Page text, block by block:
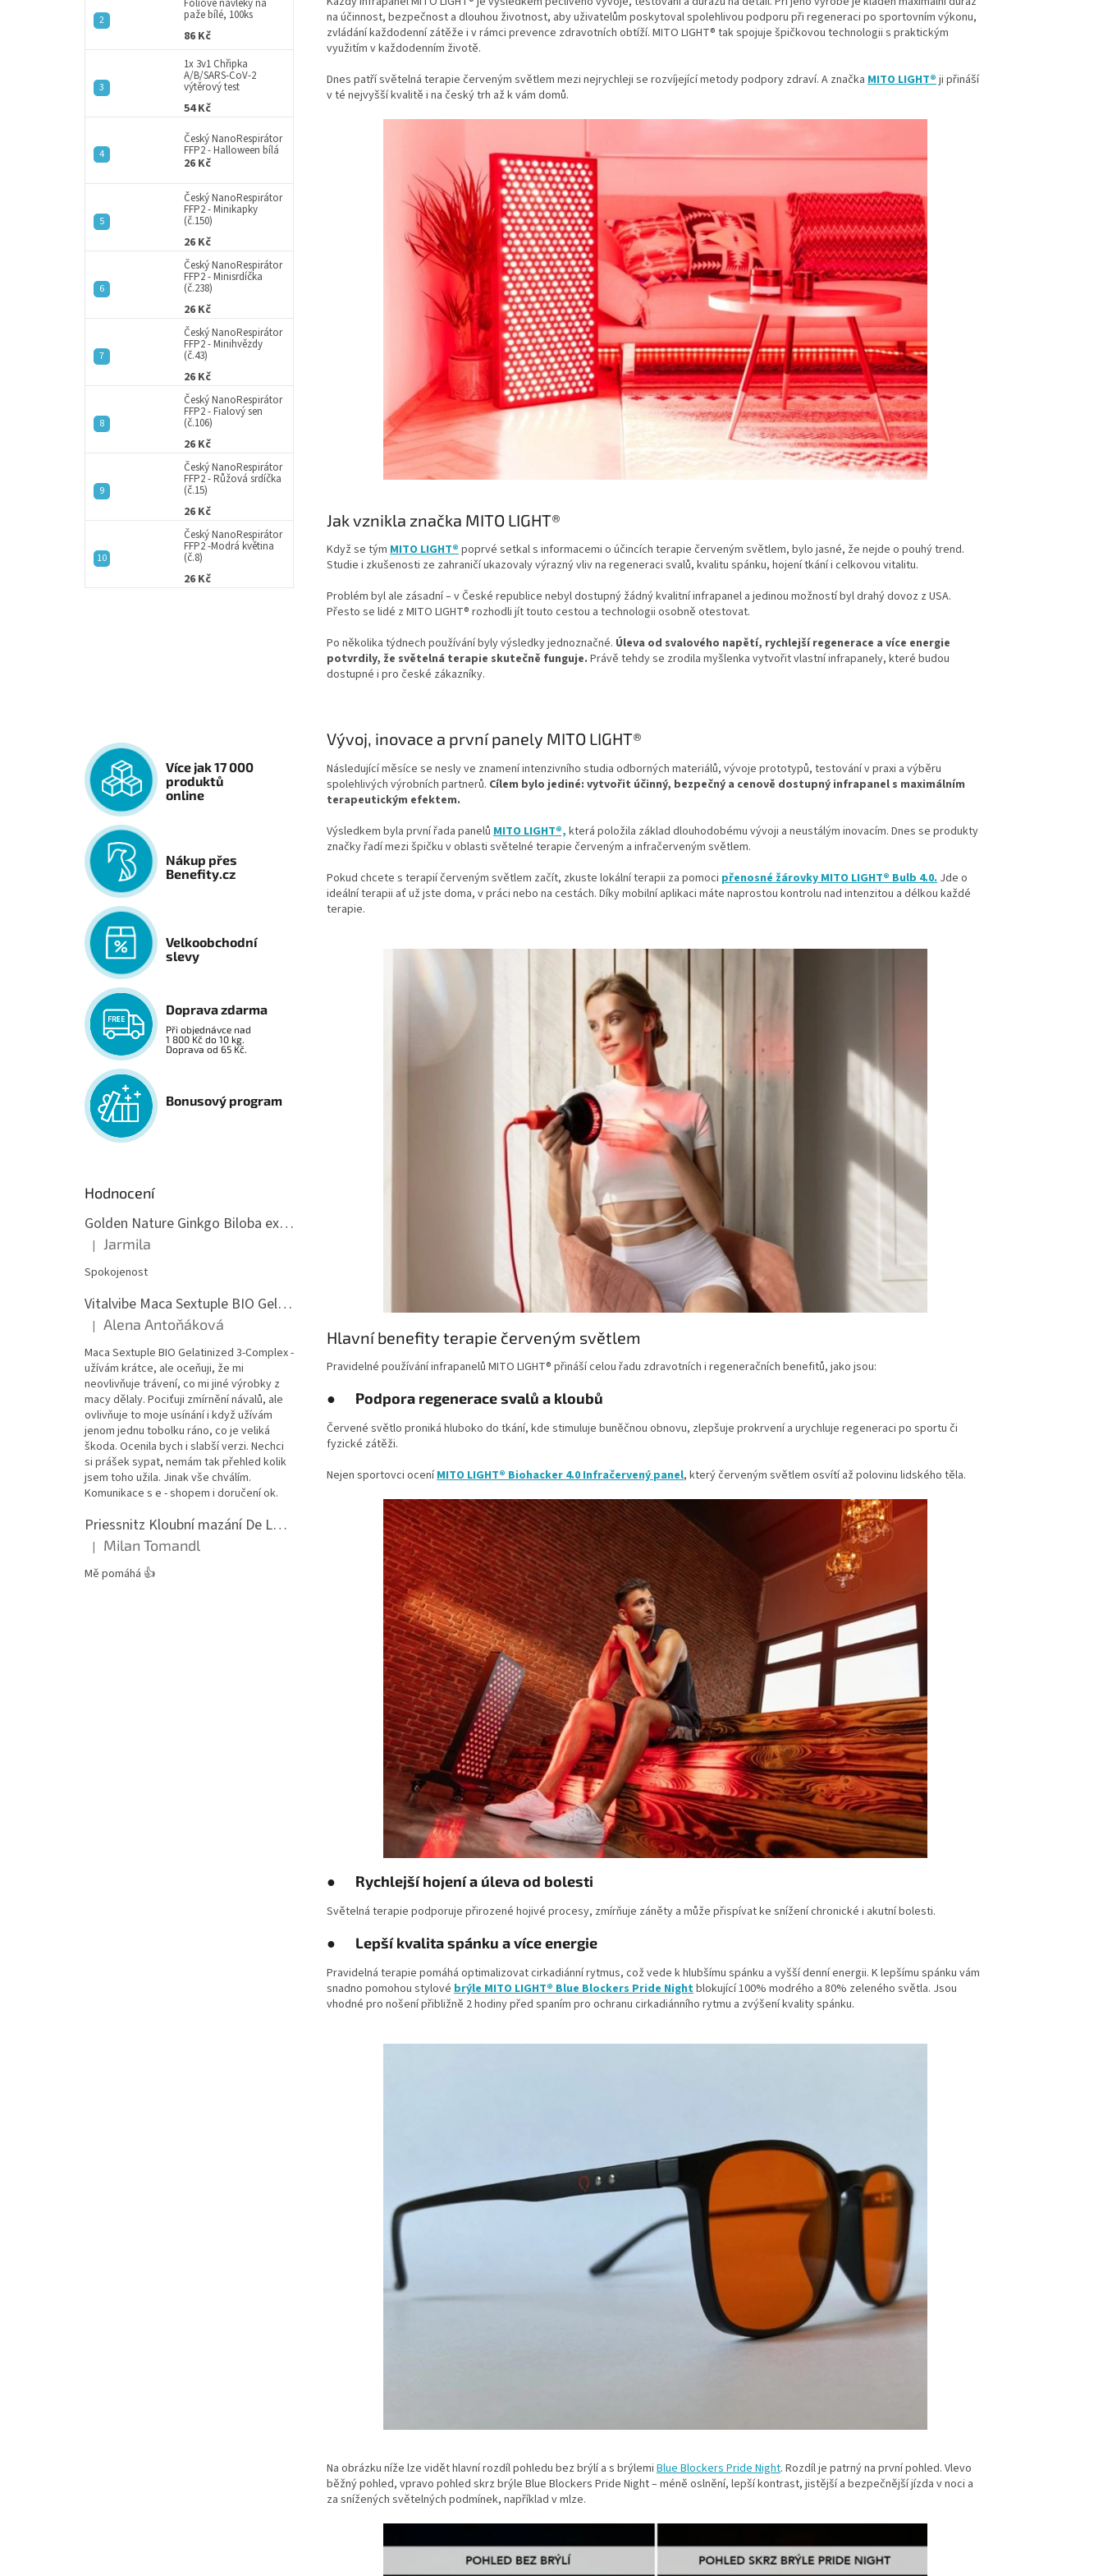
paže bílé, 100ks
86 Kč
1x 3v1 Chřipka
A/B/SARS-CoV-2
výtěrový test
54 Kč
Český NanoRespirátor
FFP2 - Halloween bílá
26 Kč
Český NanoRespirátor
FFP2 - Minikapky
(č.150)
26 Kč
Český NanoRespirátor
FFP2 - Minisrdíčka
(č.238)
26 Kč
Český NanoRespirátor
FFP2 - Minihvězdy
(č.43)
26 Kč
Český NanoRespirátor
FFP2 - Fialový sen
(č.106)
26 Kč
Český NanoRespirátor
FFP2 - Růžová srdíčka
(č.15)
26 Kč
Český NanoRespirátor
FFP2 -Modrá květina
(č.8)
26 Kč
Více jak 17 000
produktů
online
Nákup přes
Benefity.cz
Velkoobchodní
slevy
Doprava zdarma
Při objednávce nad
1 800 Kč do 10 kg.
Doprava od 65 Kč.
Bonusový program
Hodnocení
Golden Nature Ginkgo Biloba extrakt 50:1 60mg, 100 kapslí
Hodnocení produktu je 5 z 5 hvězdiček.
| Jarmila
Spokojenost
Vitalvibe Maca Sextuple BIO Gelatinized 3-Complex, 60 kapslí
Hodnocení produktu je 5 z 5 hvězdiček.
| Alena Antoňáková
Maca Sextuple BIO Gelatinized 3-Complex -
užívám krátce, ale oceňuji, že mi
neovlivňuje trávení, co mi jiné výrobky z
macy dělaly. Pociťuji zmírnění návalů, ale
ovlivňuje to moje usínání i když užívám
jenom jednu tobolku ráno, co je veliká
škoda. Ocenila bych i slabší verzi. Nechci
si prášek sypat, nemám tak přehled kolik
jsem toho užila. Jinak vše chválím.
Komunikace s e - shopem i doručení ok.
Priessnitz Kloubní mazání De Luxe, 200ml
Hodnocení produktu je 5 z 5 hvězdiček.
| Milan Tomandl
Mě pomáhá 👍
na účinnost, bezpečnost a dlouhou životnost, aby uživatelům poskytoval spolehlivou podporu při regeneraci po sportovním výkonu,
zvládání každodenní zátěže i v rámci prevence zdravotních obtíží. MITO LIGHT® tak spojuje špičkovou technologii s praktickým
využitím v každodenním životě.
Dnes patří světelná terapie červeným světlem mezi nejrychleji se rozvíjející metody podpory zdraví. A značka MITO LIGHT® ji přináší
v té nejvyšší kvalitě i na český trh až k vám domů.
Jak vznikla značka MITO LIGHT®
Když se tým MITO LIGHT®poprvé setkal s informacemi o účincích terapie červeným světlem, bylo jasné, že nejde o pouhý trend.
Studie i zkušenosti ze zahraničí ukazovaly výrazný vliv na regeneraci svalů, kvalitu spánku, hojení tkání i celkovou vitalitu.
Problém byl ale zásadní – v České republice nebyl dostupný žádný kvalitní infrapanel a jedinou možností byl drahý dovoz z USA.
Přesto se lidé z MITO LIGHT® rozhodli jít touto cestou a technologii osobně otestovat.
Po několika týdnech používání byly výsledky jednoznačné. Úleva od svalového napětí, rychlejší regenerace a více energie
potvrdily, že světelná terapie skutečně funguje. Právě tehdy se zrodila myšlenka vytvořit vlastní infrapanely, které budou
dostupné i pro české zákazníky.
Vývoj, inovace a první panely MITO LIGHT®
Následující měsíce se nesly ve znamení intenzivního studia odborných materiálů, vývoje prototypů, testování v praxi a výběru
spolehlivých výrobních partnerů. Cílem bylo jediné: vytvořit účinný, bezpečný a cenově dostupný infrapanel s maximálním
terapeutickým efektem.
Výsledkem byla první řada panelů MITO LIGHT®, která položila základ dlouhodobému vývoji a neustálým inovacím. Dnes se produkty
značky řadí mezi špičku v oblasti světelné terapie červeným a infračerveným světlem.
Pokud chcete s terapií červeným světlem začít, zkuste lokální terapii za pomoci přenosné žárovky MITO LIGHT® Bulb 4.0. Jde o
ideální terapii ať už jste doma, v práci nebo na cestách. Díky mobilní aplikaci máte naprostou kontrolu nad intenzitou a délkou každé
terapie.
Hlavní benefity terapie červeným světlem
Pravidelné používání infrapanelů MITO LIGHT® přináší celou řadu zdravotních i regeneračních benefitů, jako jsou:
● Podpora regenerace svalů a kloubů
Červené světlo proniká hluboko do tkání, kde stimuluje buněčnou obnovu, zlepšuje prokrvení a urychluje regeneraci po sportu či
fyzické zátěži.
Nejen sportovci oceníMITO LIGHT® Biohacker 4.0 Infračervený panel, který červeným světlem osvítí až polovinu lidského těla.
● Rychlejší hojení a úleva od bolesti
Světelná terapie podporuje přirozené hojivé procesy, zmírňuje záněty a může přispívat ke snížení chronické i akutní bolesti.
● Lepší kvalita spánku a více energie
Pravidelná terapie pomáhá optimalizovat cirkadiánní rytmus, což vede k hlubšímu spánku a vyšší denní energii. K lepšímu spánku vám
snadno pomohou stylové brýle MITO LIGHT® Blue Blockers Pride Nightblokující 100% modrého a 80% zeleného světla. Jsou
vhodné pro nošení přibližně 2 hodiny před spaním pro ochranu cirkadiánního rytmu a zvýšení kvality spánku.
Na obrázku níže lze vidět hlavní rozdíl pohledu bez brýlí a s brýlemi Blue Blockers Pride Night. Rozdíl je patrný na první pohled. Vlevo
běžný pohled, vpravo pohled skrz brýle Blue Blockers Pride Night – méně oslnění, lepší kontrast, jistější a bezpečnější jízda v noci a
za snížených světelných podmínek, například v mlze.